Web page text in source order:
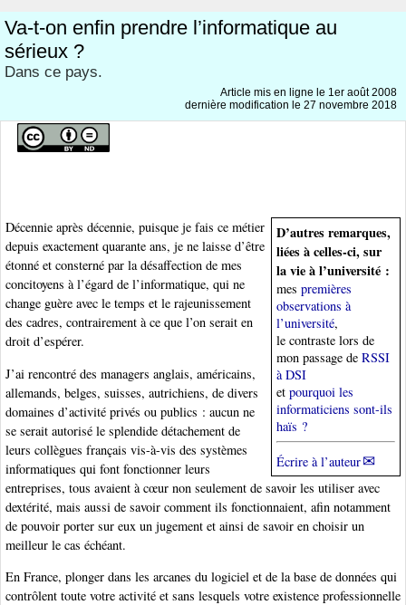
Va-t-on enfin prendre l’informatique au
sérieux ?
Dans ce pays.
Article mis en ligne le 1er août 2008
dernière modification le 27 novembre 2018
D’autres remarques,
liées à celles-ci, sur
la vie à l’université :
mespremières
observations à
l’université,
le contraste lors de
mon passage deRSSI
à DSI
etpourquoi les
informaticiens sont-ils
haïs ?
Écrire à l’auteur
Décennie après décennie, puisque je fais ce métier
depuis exactement quarante ans, je ne laisse d’être
étonné et consterné par la désaffection de mes
concitoyens à l’égard de l’informatique, qui ne
change guère avec le temps et le rajeunissement
des cadres, contrairement à ce que l’on serait en
droit d’espérer.
J’ai rencontré des managers anglais, américains,
allemands, belges, suisses, autrichiens, de divers
domaines d’activité privés ou publics : aucun ne
se serait autorisé le splendide détachement de
leurs collègues français vis-à-vis des systèmes
informatiques qui font fonctionner leurs
entreprises, tous avaient à cœur non seulement de savoir les utiliser avec
dextérité, mais aussi de savoir comment ils fonctionnaient, afin notamment
de pouvoir porter sur eux un jugement et ainsi de savoir en choisir un
meilleur le cas échéant.
En France, plonger dans les arcanes du logiciel et de la base de données qui
contrôlent toute votre activité et sans lesquels votre existence professionnelle